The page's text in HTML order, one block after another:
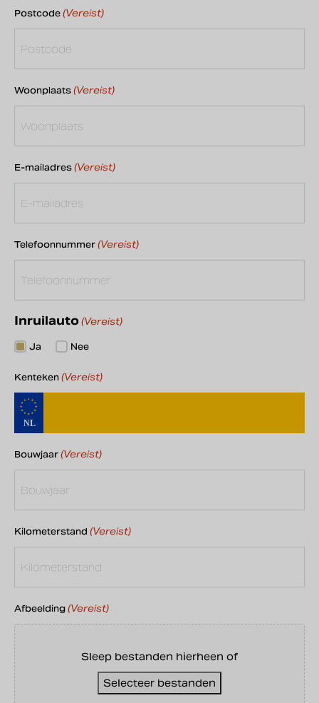
Postcode (Vereist)
Woonplaats (Vereist)
E-mailadres (Vereist)
Telefoonnummer (Vereist)
Inruilauto(Vereist)
Ja Nee
Kenteken (Vereist)
Bouwjaar (Vereist)
Kilometerstand (Vereist)
Afbeelding (Vereist)
Sleep bestanden hierheen of
Selecteer bestanden